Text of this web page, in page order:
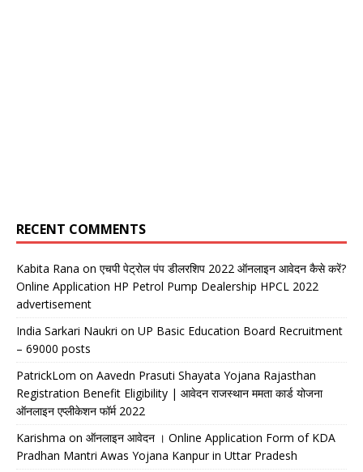
RECENT COMMENTS
Kabita Rana on एचपी पेट्रोल पंप डीलरशिप 2022 ऑनलाइन आवेदन कैसे करें?
Online Application HP Petrol Pump Dealership HPCL 2022
advertisement
India Sarkari Naukri on UP Basic Education Board Recruitment
– 69000 posts
PatrickLom on Aavedn Prasuti Shayata Yojana Rajasthan
Registration Benefit Eligibility | आवेदन राजस्थान ममता कार्ड योजना
ऑनलाइन एप्लीकेशन फॉर्म 2022
Karishma on ऑनलाइन आवेदन । Online Application Form of KDA
Pradhan Mantri Awas Yojana Kanpur in Uttar Pradesh